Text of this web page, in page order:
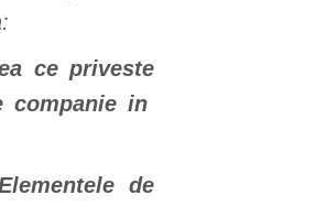
ce priveste
companie in
de